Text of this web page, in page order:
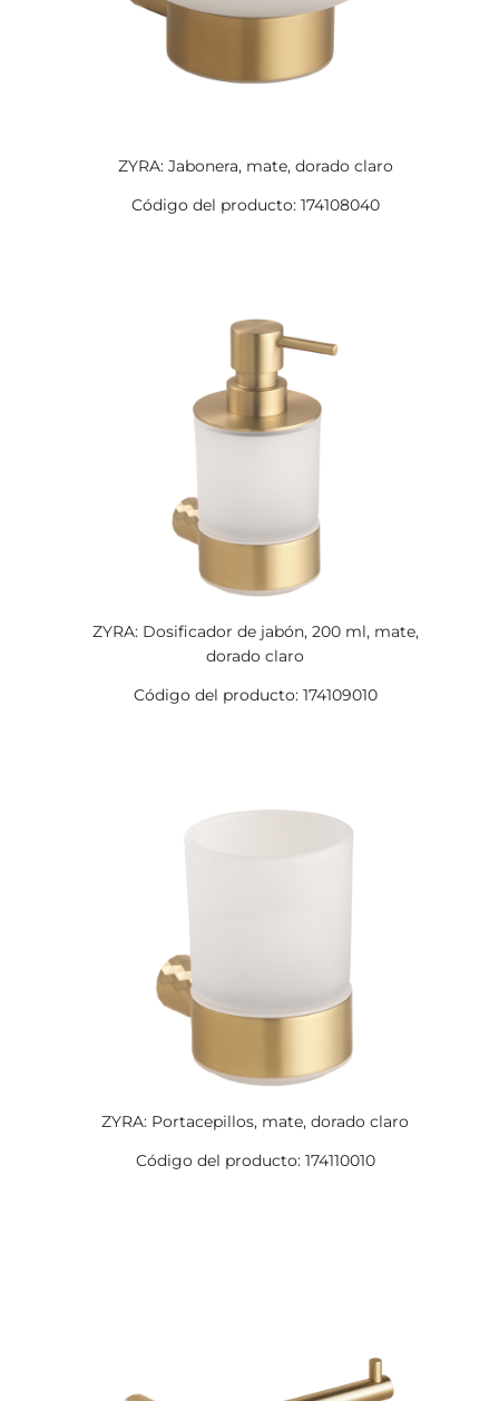
ZYRA: Jabonera, mate, dorado claro
Código del producto: 174108040
ZYRA: Dosificador de jabón, 200 ml, mate,
dorado claro
Código del producto: 174109010
ZYRA: Portacepillos, mate, dorado claro
Código del producto: 174110010